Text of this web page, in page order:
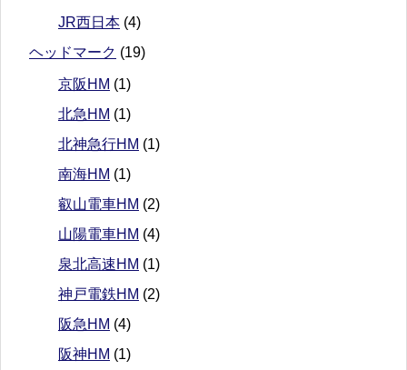
JR西日本 (4)
ヘッドマーク (19)
京阪HM (1)
北急HM (1)
北神急行HM (1)
南海HM (1)
叡山電車HM (2)
山陽電車HM (4)
泉北高速HM (1)
神戸電鉄HM (2)
阪急HM (4)
阪神HM (1)